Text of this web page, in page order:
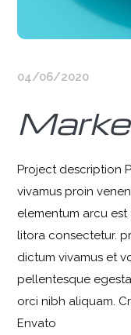
04/06/2020
Project description
vivamus proin
elementum arcu
litora consectetur.
dictum vivamus et
pellentesque
orci nibh aliquam.
Envato